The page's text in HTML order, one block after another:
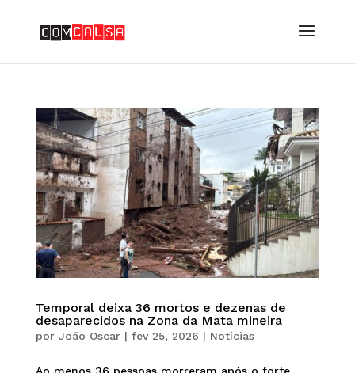
Temporal deixa 36 mortos e dezenas de
desaparecidos na Zona da Mata mineira
por João Oscar| fev 25, 2026 | Notícias